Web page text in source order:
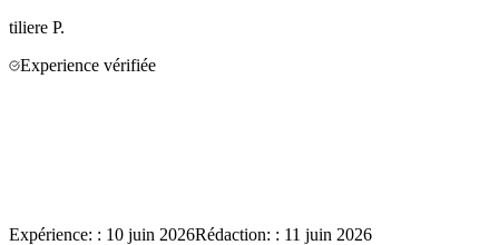
tiliere P.
Experience vérifiée
Expérience: : 10 juin 2026Rédaction: : 11 juin 2026